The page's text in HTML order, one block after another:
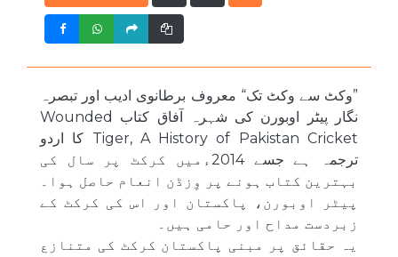
”وکٹ سے وکٹ تک“ معروف برطانوی ادیب اور تبصرہ
نگار پیٹر اوبورن کی شہرہ آفاق کتاب Wounded
Tiger, A History of Pakistan Cricket کا اردو
ترجمہ ہے جسے 2014ءمیں کرکٹ پر سال کی
بہترین کتاب ہونے پر وِزڈن انعام حاصل ہوا۔
پیٹر اوبورن، پاکستان اور اس کی کرکٹ کے
زبردست مداح اور حامی ہیں۔
یہ حقائق پر مبنی پاکستان کرکٹ کی متنازع